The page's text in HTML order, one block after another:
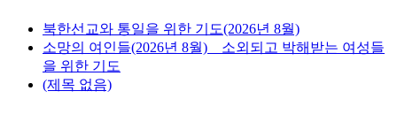
북한선교와 통일을 위한 기도(2026년 8월)
소망의 여인들(2026년 8월) _ 소외되고 박해받는 여성들
을 위한 기도
(제목 없음)